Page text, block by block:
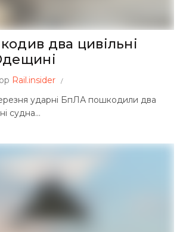
два цивільні
Rail.insider
ударні БпЛА пошкодили два
судна...